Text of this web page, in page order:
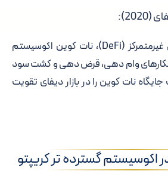
با رشد سریع امور مالی غیرمتمرکز (DeFi)، نات کوین اکوسیستم
وام دهی، قرض دهی و کشت سود
جایگاه نات کوین را در بازار دیفای تقویت
گسترده تر کریپتو